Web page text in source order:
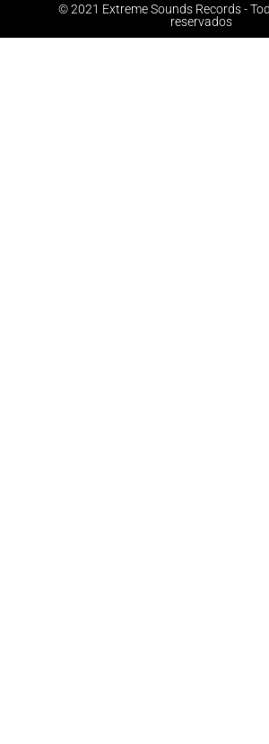
© 2021 Extreme Sounds Records -
reservados